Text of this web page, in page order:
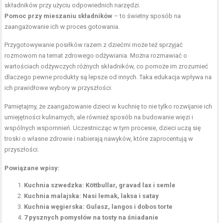
składników przy użyciu odpowiednich narzędzi.
Pomoc przy mieszaniu składników – to świetny sposób na
zaangażowanie ich w proces gotowania.
Przygotowywanie posiłków razem z dziećmi może też sprzyjać
rozmowom na temat zdrowego odżywiania. Można rozmawiać o
wartościach odżywczych różnych składników, co pomoże im zrozumieć
dlaczego pewne produkty są lepsze od innych. Taka edukacja wpływa na
ich prawidłowe wybory w przyszłości.
Pamiętajmy, że zaangażowanie dzieci w kuchnię to nie tylko rozwijanie ich
umiejętności kulinarnych, ale również sposób na budowanie więzi i
wspólnych wspomnień. Uczestnicząc w tym procesie, dzieci uczą się
troski o własne zdrowie i nabierają nawyków, które zaprocentują w
przyszłości.
Powiązane wpisy:
Kuchnia szwedzka: Köttbullar, gravad lax i semle
Kuchnia malajska: Nasi lemak, laksa i satay
Kuchnia węgierska: Gulasz, langos i dobos torte
7 pysznych pomysłów na tosty na śniadanie